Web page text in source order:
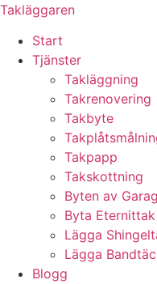
Skip
content
Takläggaren
Start
Tjänster
Takläggning
Takrenovering
Takbyte
Takpapp
Takskottning
Byten av
Byta Eternittak
Lägga
Lägga
Blogg